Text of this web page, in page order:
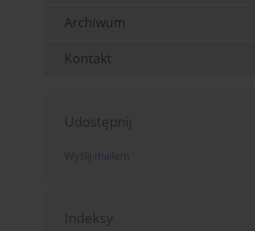
Archiwum
Kontakt
Udostępnij
Wyślij mailem
Indeksy